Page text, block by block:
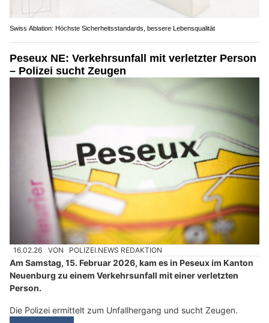
Swiss Ablation: Höchste Sicherheitsstandards, bessere Lebensqualität
Peseux NE: Verkehrsunfall mit verletzter Person
– Polizei sucht Zeugen
16.02.26 VON POLIZEI.NEWS REDAKTION
Am Samstag, 15. Februar 2026, kam es in Peseux im Kanton
Neuenburg zu einem Verkehrsunfall mit einer verletzten
Person.
Die Polizei ermittelt zum Unfallhergang und sucht Zeugen.